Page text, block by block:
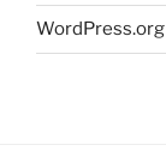
WordPress.org